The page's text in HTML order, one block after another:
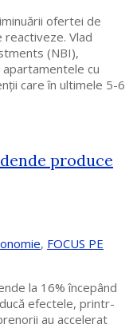
ofertei de
reactiveze. Vlad
(NBI),
cu
care în ultimele 5-6
produce
, FOCUS PE
la 16% începând
efectele, printr-
au accelerat